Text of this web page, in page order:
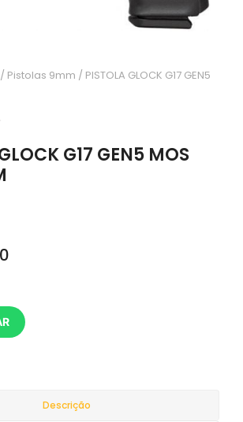
/ Pistolas 9mm / PISTOLA GLOCK G17 GEN5
G17 GEN5 MOS
Descrição